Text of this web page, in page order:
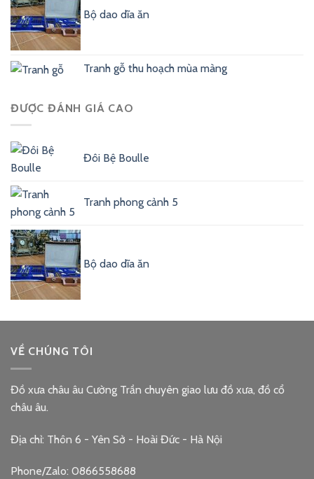
Bộ dao dĩa ăn
Tranh gỗ thu hoạch mùa màng
ĐƯỢC ĐÁNH GIÁ CAO
Đôi Bệ Boulle
Tranh phong cảnh 5
Bộ dao dĩa ăn
VỀ CHÚNG TÔI
Đồ xưa châu âu Cường Trần chuyên giao lưu đồ xưa, đồ cổ
châu âu.
Địa chỉ: Thôn 6 - Yên Sở - Hoài Đức - Hà Nội
Phone/Zalo: 0866558688